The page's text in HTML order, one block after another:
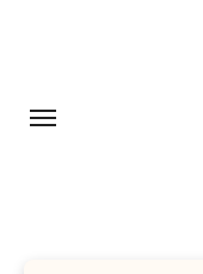
principal